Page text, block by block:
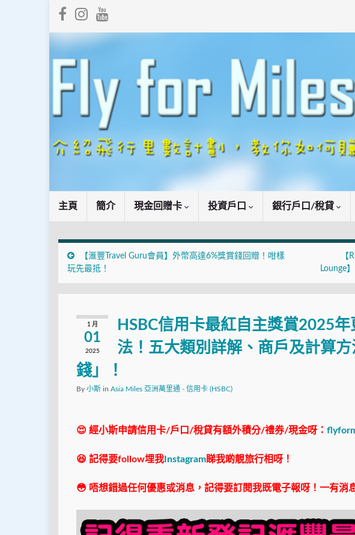
主頁 簡介 現金回贈卡 投資戶口 銀行戶口/稅貸
【滙豐Travel Guru會員】外幣高達6%獎賞錢回贈！咁樣
玩先最抵！
【
Lounge
1 月
01
2025
HSBC信用卡最紅自主獎賞2025
法！五大類別詳解、商戶及計算
錢」！
By 小斯 in Asia Miles 亞洲萬里通 - 信用卡 (HSBC)
😍 經小斯申請信用卡/戶口/稅貸有額外積分/禮券/現金呀：
😆 記得要follow埋我 Instagram睇我啲靚旅行相呀！
😳 唔想錯過任何優惠或消息，記得要訂閱我既電子報呀！一有消